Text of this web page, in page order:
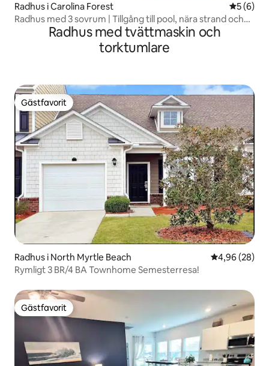
Radhus i Carolina Forest 5 av 5 i
5 (6)
Radhus med 3 sovrum | Tillgång till pool, nära strand och
sevärdheterRadhus med tvättmaskin och
torktumlare
Gästfavorit
Gästfavorit
Radhus i North Myrtle Beach 4,96 av 5 i
4,96 (28)
Rymligt 3 BR/4 BA Townhome Semesterresa!
Gästfavorit
Gästfavorit